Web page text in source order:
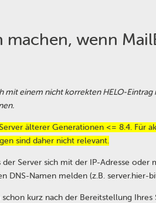
machen, wenn
einem nicht korrekten HELO-Eintrag
älterer Generationen <= 8.4. Für
sind daher nicht relevant.
der Server sich mit der IP-Adresse
DNS-Namen melden (z.B.
kurz nach der Bereitstellung